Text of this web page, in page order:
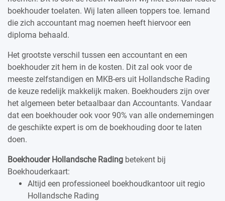
boekhouder toelaten. Wij laten alleen toppers toe. Iemand
die zich accountant mag noemen heeft hiervoor een
diploma behaald.
Het grootste verschil tussen een accountant en een
boekhouder zit hem in de kosten. Dit zal ook voor de
meeste zelfstandigen en MKB-ers uit Hollandsche Rading
de keuze redelijk makkelijk maken. Boekhouders zijn over
het algemeen beter betaalbaar dan Accountants. Vandaar
dat een boekhouder ook voor 90% van alle ondernemingen
de geschikte expert is om de boekhouding door te laten
doen.
Boekhouder Hollandsche Rading betekent bij
Boekhouderkaart:
Altijd een professioneel boekhoudkantoor uit regio
Hollandsche Rading